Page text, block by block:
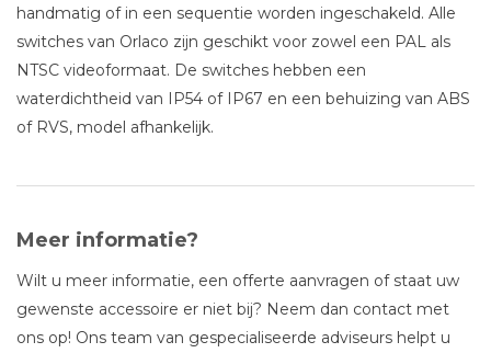
handmatig of in een sequentie worden ingeschakeld. Alle
switches van Orlaco zijn geschikt voor zowel een PAL als
NTSC videoformaat. De switches hebben een
waterdichtheid van IP54 of IP67 en een behuizing van ABS
of RVS, model afhankelijk.
Meer informatie?
Wilt u meer informatie, een offerte aanvragen of staat uw
gewenste accessoire er niet bij? Neem dan contact met
ons op! Ons team van gespecialiseerde adviseurs helpt u